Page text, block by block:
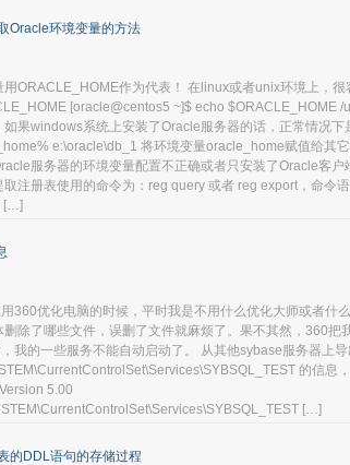
Oracle环境变量的方法
ORACLE_HOME作为代表！ 在linux或者unix环境上，
[oracle@centos5 ~]$ echo $ORACLE_HOME /
果windows系统上安装了Oracle服务器的话，正常情况
e:\oracle\db_1 将环境变量oracle_home赋值给其
服务器的环境变量配置不正确或者只安装了Oracle客户
注册表使用的命令为：reg query 或者 reg export，命令
[…]
360优化电脑的时候，平时我是不用什么优化大师或者什
除了哪些文件，误删了文件就麻烦了。果不其然，360把
我的一些服务不能自动启动了。 从其他sybase服务器上导
的信息
5.00
[…]
的DDL语句的存储过程